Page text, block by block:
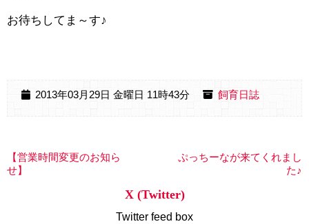
お待ちしてま～す♪
2013年03月29日 金曜日 11時43分 飼育日誌
【営業時間変更のお知ら
せ】
ぷっちーなが来てくれまし
た♪
X (Twitter)
Twitter feed box